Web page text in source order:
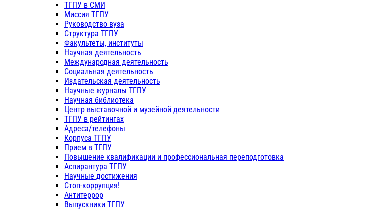
ТГПУ в СМИ
Миссия ТГПУ
Руководство вуза
Структура ТГПУ
Факультеты, институты
Научная деятельность
Международная деятельность
Социальная деятельность
Издательская деятельность
Научные журналы ТГПУ
Научная библиотека
Центр выставочной и музейной деятельности
ТГПУ в рейтингах
Адреса/телефоны
Корпуса ТГПУ
Прием в ТГПУ
Повышение квалификации и профессиональная переподготовка
Аспирантура ТГПУ
Научные достижения
Стоп-коррупция!
Антитеррор
Выпускники ТГПУ